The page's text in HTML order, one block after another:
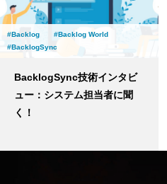
Backlog
Backlog World
BacklogSync
BacklogSync技術インタビ
ュー：システム担当者に聞
く！